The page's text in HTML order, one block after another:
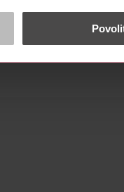
které mohou nést
rovnováze a klid v